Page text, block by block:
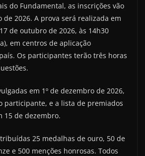
do Fundamental, as inscrições vão
de 2026. A prova será realizada em
de outubro de 2026, às 14h30
em centros de aplicação
Os participantes terão três horas
em 1º de dezembro de 2026,
participante, e a lista de premiados
15 de dezembro.
25 medalhas de ouro, 50 de
e 500 menções honrosas. Todos